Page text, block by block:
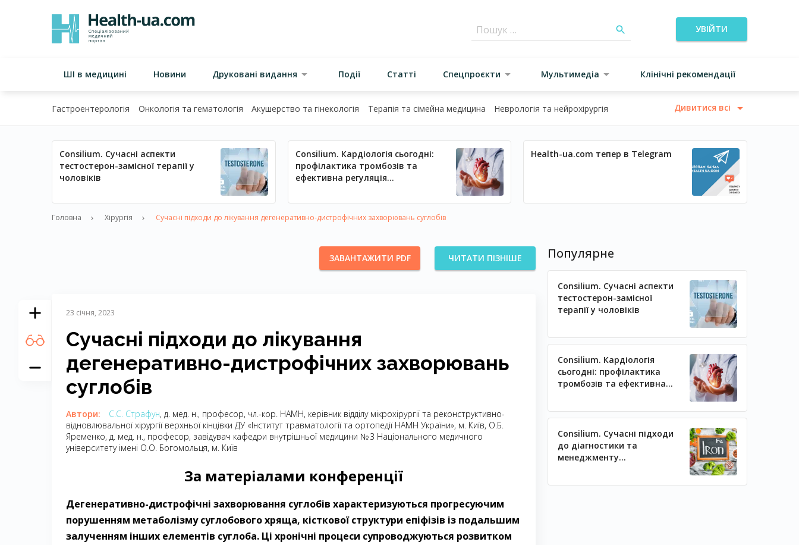
УВІЙТИ
ШІ в медицині Новини Друковані видання Події Статті Спецпроєкти Мультимедіа Клінічні рекомендації
Гастроентерологія Онкологія та гематологія Акушерство та гінекологія Терапія та сімейна медицина Неврологія та нейрохірургія Дивитися всі
Consilium. Сучасні аспекти
тестостерон-замісної терапії у
чоловіків
Consilium. Кардіологія сьогодні:
профілактика тромбозів та
ефективна регуляція
Health-ua.com тепер в Telegram
Головна Хірургія Сучасні підходи до лікування дегенеративно-дистрофічних захворювань суглобів
ЗАВАНТАЖИТИ PDF ЧИТАТИ ПІЗНІШЕ
23 січня, 2023
Сучасні підходи до лікування
дегенеративно-дистрофічних захворювань
суглобів
Автори: С.С. Страфун, д. мед. н., професор, чл.-кор. НАМН, керівник відділу мікрохірургії та реконструктивно­-
відновлювальної хірургії верхньої кінцівки ДУ «Інститут травматології та ортопедії НАМН України», м. Київ, О.Б.
Яременко, д. мед. н., професор, завідувач кафедри внутрішньої медицини № 3 Національного медичного
університету імені О.О. Богомольця, м. Київ
За матеріалами конференції
Дегенеративно-дистрофічні захворювання суглобів характеризуються прогресуючим
порушенням метаболізму суглобового хряща, кісткової структури епіфізів із подальшим
залученням інших елементів суглоба. Ці хронічні процеси супроводжуються розвитком
Популярне
Consilium. Сучасні аспекти
тестостерон-замісної
терапії у чоловіків
Consilium. Кардіологія
сьогодні: профілактика
тромбозів та ефективна
Consilium. Сучасні підходи
до діагностики та
менеджменту